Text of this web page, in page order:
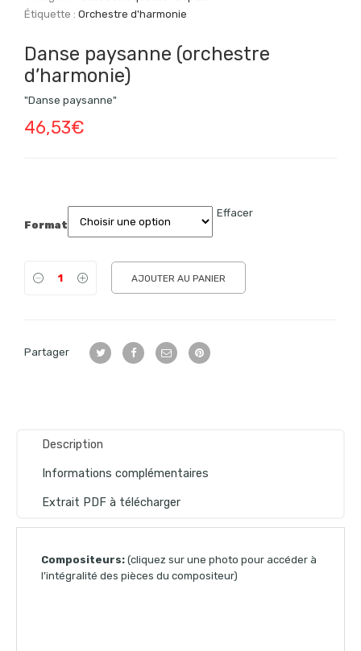
Étiquette :Orchestre d'harmonie
Danse paysanne (orchestre
d’harmonie)
"Danse paysanne"
46,53€
Format
Effacer
AJOUTER AU PANIER
Partager
Description
Informations complémentaires
Extrait PDF à télécharger
Compositeurs: (cliquez sur une photo pour accéder à
l’intégralité des pièces du compositeur)